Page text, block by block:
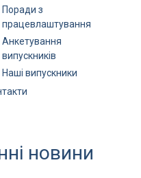
Поради з
працевлаштування
Анкетування
випускників
Наші випускники
новини